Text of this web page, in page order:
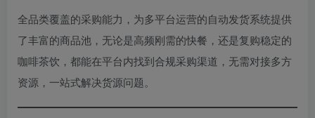
全品类覆盖的采购能力，为多平台运营的自动发货系统提供
了丰富的商品池，无论是高频刚需的快餐，还是复购稳定的
咖啡茶饮，都能在平台内找到合规采购渠道，无需对接多方
资源，一站式解决货源问题。